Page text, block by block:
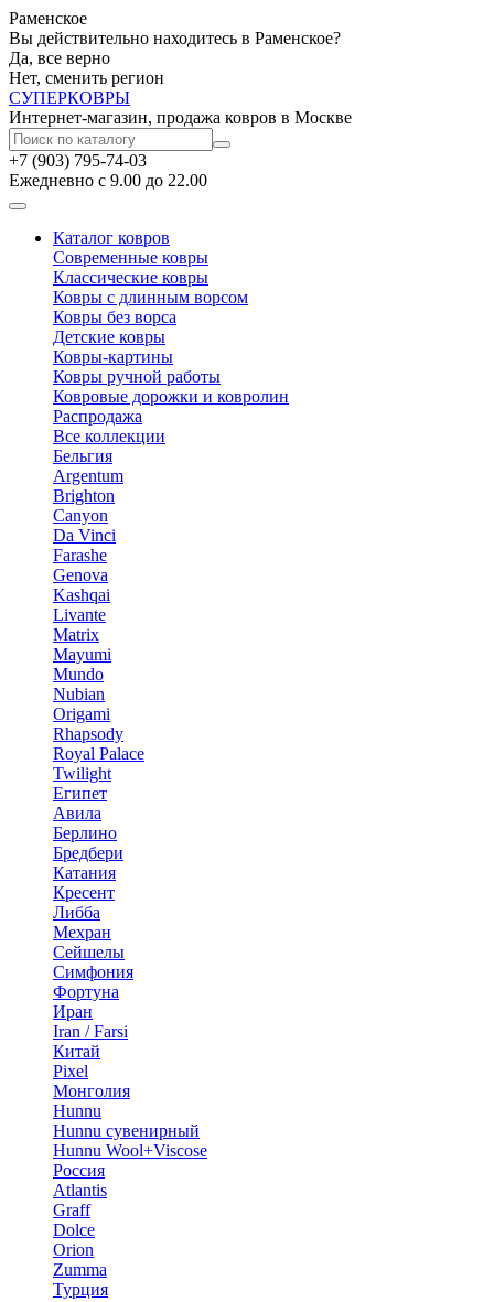
Раменское
Вы действительно находитесь в Раменское?
Да, все верно
Нет, сменить регион
СУПЕРКОВРЫ
Интернет-магазин, продажа ковров в Москве
+7 (903) 795-74-03
Ежедневно с 9.00 до 22.00
Каталог ковров
Современные ковры
Классические ковры
Ковры с длинным ворсом
Ковры без ворса
Детские ковры
Ковры-картины
Ковры ручной работы
Ковровые дорожки и ковролин
Распродажа
Все коллекции
Бельгия
Argentum
Brighton
Canyon
Da Vinci
Farashe
Genova
Kashqai
Livante
Matrix
Mayumi
Mundo
Nubian
Origami
Rhapsody
Royal Palace
Twilight
Египет
Авила
Берлино
Бредбери
Катания
Кресент
Либба
Мехран
Сейшелы
Симфония
Фортуна
Иран
Iran / Farsi
Китай
Pixel
Монголия
Hunnu
Hunnu сувенирный
Hunnu Wool+Viscose
Россия
Atlantis
Graff
Dolce
Orion
Zumma
Турция